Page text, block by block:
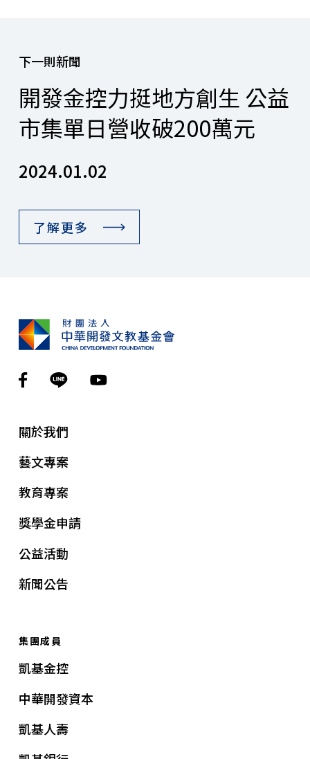
下一則新聞
開發金控力挺地方創生 公益
市集單日營收破200萬元
2024.01.02
了解更多
關於我們
藝文專案
教育專案
獎學金申請
公益活動
新聞公告
集團成員
凱基金控
中華開發資本
凱基人壽